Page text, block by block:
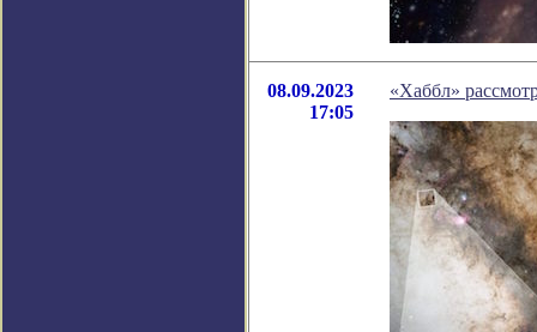
08.09.2023
17:05
«Хаббл»